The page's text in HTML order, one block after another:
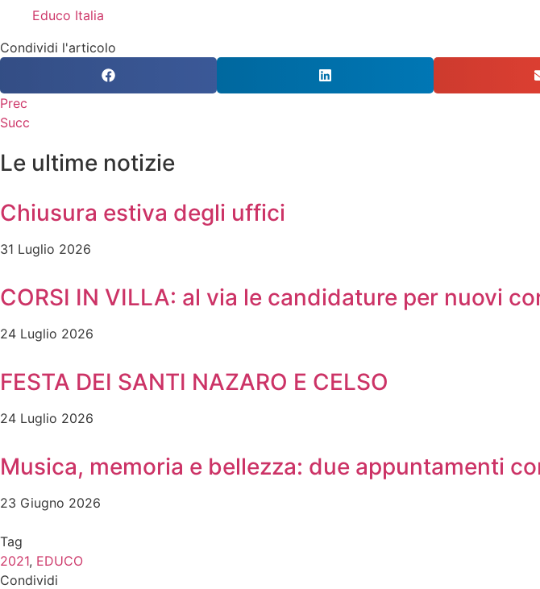
Educo Italia
Condividi l'articolo
Prec
Succ
Le ultime notizie
Chiusura estiva degli uffici
31 Luglio 2026
CORSI IN VILLA: al via le candidature per nuovi
24 Luglio 2026
FESTA DEI SANTI NAZARO E CELSO
24 Luglio 2026
Musica, memoria e bellezza: due appuntamenti
23 Giugno 2026
Tag
2021, EDUCO
Condividi